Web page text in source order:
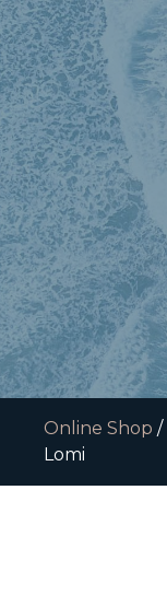
Online Shop /
Lomi